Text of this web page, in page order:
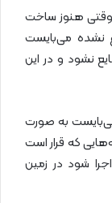
هنوز ساخت
نشده می‌بایست
نشود و در این
می‌بایست به صورت
که قرار است
شود در زمین